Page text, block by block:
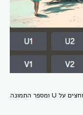
ואם אחת מן התמונות מוצאת חן בעינינו פשוט לוחצים על U ומספר התמונה